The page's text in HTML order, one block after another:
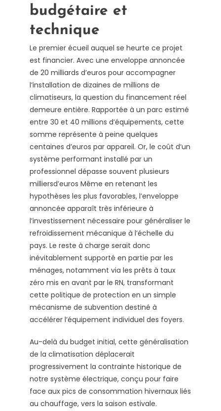
budgétaire et
technique
Le premier écueil auquel se heurte ce projet
est financier. Avec une enveloppe annoncée
de 20 milliards d’euros pour accompagner
l’installation de dizaines de millions de
climatiseurs, la question du financement réel
demeure entière. Rapportée à un parc estimé
entre 30 et 40 millions d’équipements, cette
somme représente à peine quelques
centaines d’euros par appareil. Or, le coût d’un
système performant installé par un
professionnel dépasse souvent plusieurs
milliersd’euros Même en retenant les
hypothèses les plus favorables, l’enveloppe
annoncée apparaît très inférieure à
l’investissement nécessaire pour généraliser le
refroidissement mécanique à l’échelle du
pays. Le reste à charge serait donc
inévitablement supporté en partie par les
ménages, notamment via les prêts à taux
zéro mis en avant par le RN, transformant
cette politique de protection en un simple
mécanisme de subvention destiné à
accélérer l’équipement individuel des foyers.
Au-delà du budget initial, cette généralisation
de la climatisation déplacerait
progressivement la contrainte historique de
notre système électrique, conçu pour faire
face aux pics de consommation hivernaux liés
au chauffage, vers la saison estivale.